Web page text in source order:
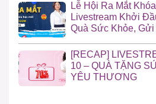
Lễ Hội Ra Mắt
Livestream Khởi
Quà Sức Khỏe,
[RECAP]
10 – QUÀ TẶNG
YÊU THƯƠNG